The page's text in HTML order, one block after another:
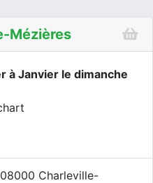
Mézières
à Janvier le dimanche
Charleville-